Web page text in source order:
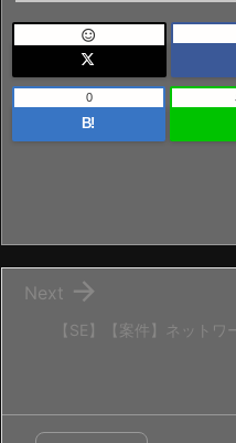

B!
0
【SE】【案件】ネットワ

Next